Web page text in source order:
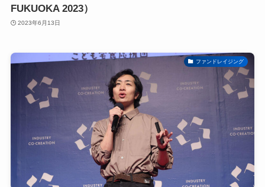
FUKUOKA 2023）
2023年6月13日
ファンドレイジング